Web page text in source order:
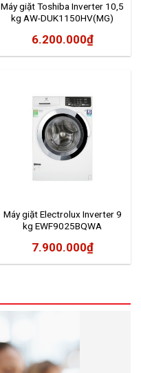
Máy giặt Toshiba Inverter 10,5
kg AW-DUK1150HV(MG)
6.200.000₫
Máy giặt Electrolux Inverter 9
kg EWF9025BQWA
7.900.000₫